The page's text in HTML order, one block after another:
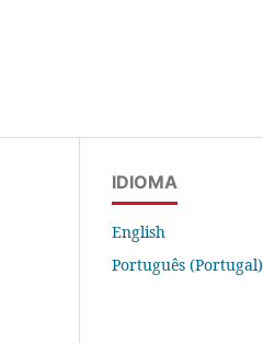
IDIOMA
English
Português (Portugal)